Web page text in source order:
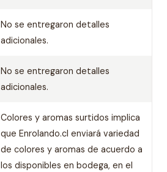
No se entregaron detalles
adicionales.
No se entregaron detalles
adicionales.
Colores y aromas surtidos implica
que Enrolando.cl enviará variedad
de colores y aromas de acuerdo a
los disponibles en bodega, en el